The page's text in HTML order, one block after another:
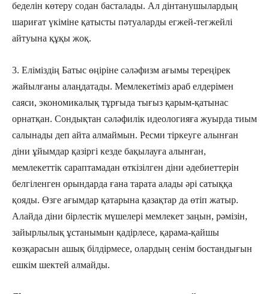
беделін көтеру содан басталады. Ал дінтанушылардың
шариғат үкіміне қатысты пәтуаларды егжей-тегжейлі
айтуына құқы жоқ.
3. Еліміздің Батыс өңіріне сәләфизм ағымы тереңірек
жайылғаны алаңдатады. Мемлекетіміз араб елдерімен
саяси, экономикалық тұрғыда тығыз қарым-қатынас
орнатқан. Сондықтан сәләфилік идеологияға жуырда тиым
салынады деп айта алмаймын. Ресми тіркеуге алынған
діни ұйымдар қазіргі кезде бақылауға алынған,
мемлекеттік сараптамадан өткізілген діни әдебиеттерін
белгіленген орындарда ғана тарата алады әрі сатыққа
қояды. Өзге ағымдар қатарына қазақтар да өтіп жатыр.
Алайда діни бірлестік мүшелері мемлекет заңын, рәмізін,
зайырлылық ұстанымын қадірлесе, қарама-қайшы
көзқарасын ашық білдірмесе, олардың сенім бостандығын
ешкім шектей алмайды.